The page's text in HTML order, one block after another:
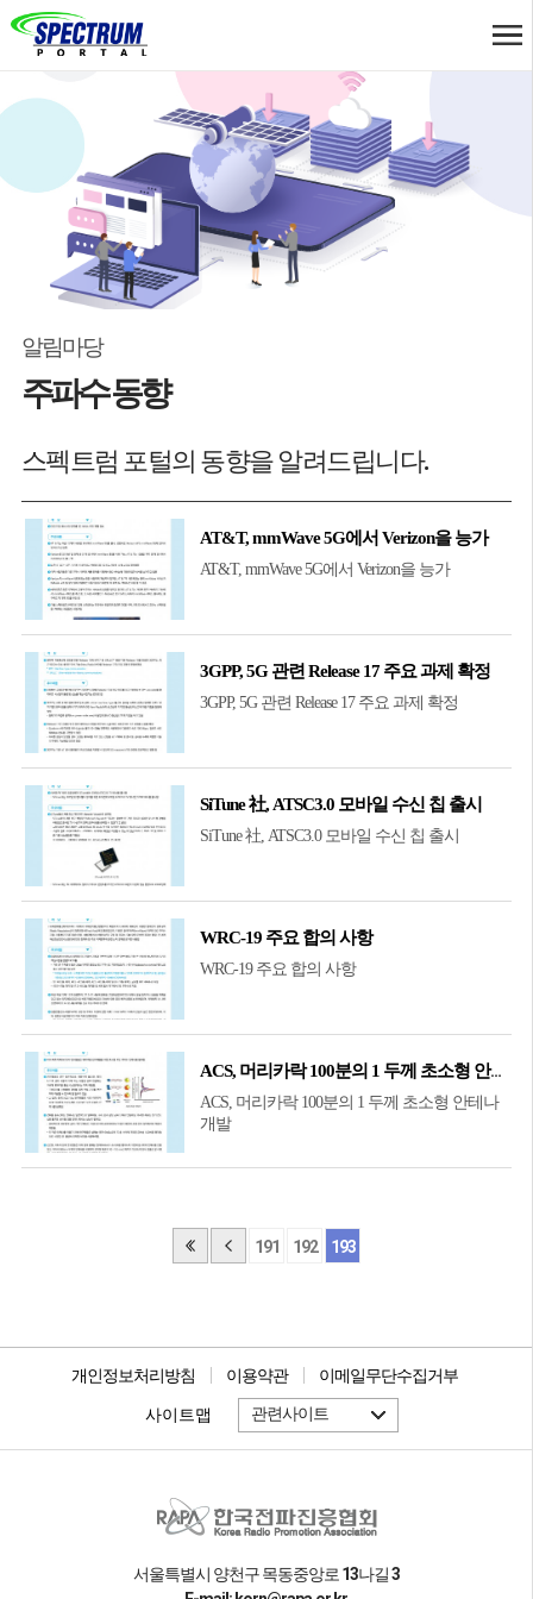
알림마당
주파수 동향
스펙트럼 포털의 동향을 알려드립니다.
AT&T, mmWave 5G에서 Verizon을 능가
AT&T, mmWave 5G에서 Verizon을 능가
+1
3GPP, 5G 관련 Release 17 주요 과제 확정
3GPP, 5G 관련 Release 17 주요 과제 확정
SiTune 社, ATSC3.0 모바일 수신 칩 출시
SiTune 社, ATSC3.0 모바일 수신 칩 출시
+1
WRC-19 주요 합의 사항
WRC-19 주요 합의 사항
ACS, 머리카락 100분의 1 두께 초소형 안테나 개발
ACS, 머리카락 100분의 1 두께 초소형 안테나
개발
191 192 193
개인정보처리방침 이용약관 이메일무단수집거부
사이트맵 관련사이트
서울특별시 양천구 목동중앙로 13나길 3